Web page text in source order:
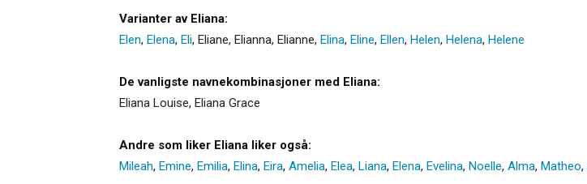
Varianter av Eliana:
Elen, Elena, Eli, Eliane, Elianna, Elianne, Elina, Eline, Ellen, Helen, Helena, Helene
De vanligste navnekombinasjoner med Eliana:
Eliana Louise, Eliana Grace
Andre som liker Eliana liker også:
Mileah, Emine, Emilia, Elina, Eira, Amelia, Elea, Liana, Elena, Evelina, Noelle, Alma, Matheo,